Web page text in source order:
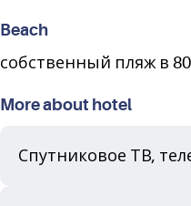
Beach
собственный пляж в
More about hotel
Спутниковое ТВ,